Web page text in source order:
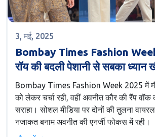
3, मई, 2025
Bombay Times Fashion
रॉय की बदली पेशानी से सबका ध्यान
कौर की यंग एटिट्यूड ने रैंप पर बटोरी
Bombay Times Fashion Week 2025 में
को लेकर चर्चा रही, वहीं अवनीत कौर की रैंप
सराहा। सोशल मीडिया पर दोनों की तुलना
नजाकत बनाम अवनीत की एनर्जी फोकस में रही।